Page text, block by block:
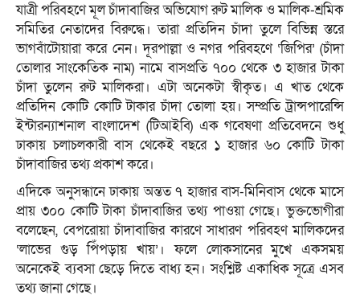
যাত্রী পরিবহণে মূল চাঁদাবাজির অভিযোগ রুট মালিক ও মালিক-শ্রমিক
সমিতির নেতাদের বিরুদ্ধে। তারা প্রতিদিন চাঁদা তুলে বিভিন্ন স্তরে
ভাগবাঁটোয়ারা করে নেন। দূরপাল্লা ও নগর পরিবহণে ‘জিপির’ (চাঁদা
তোলার সাংকেতিক নাম) নামে বাসপ্রতি ৭০০ থেকে ৩ হাজার টাকা
চাঁদা তুলেন রুট মালিকরা। এটা অনেকটা স্বীকৃত। এ খাত থেকে
প্রতিদিন কোটি কোটি টাকার চাঁদা তোলা হয়। সম্প্রতি ট্রান্সপারেন্সি
ইন্টারন্যাশনাল বাংলাদেশ (টিআইবি) এক গবেষণা প্রতিবেদনে শুধু
ঢাকায় চলাচলকারী বাস থেকেই বছরে ১ হাজার ৬০ কোটি টাকা
চাঁদাবাজির তথ্য প্রকাশ করে।
এদিকে অনুসন্ধানে ঢাকায় অন্তত ৭ হাজার বাস-মিনিবাস থেকে মাসে
প্রায় ৩০০ কোটি টাকা চাঁদাবাজির তথ্য পাওয়া গেছে। ভুক্তভোগীরা
বলেছেন, বেপরোয়া চাঁদাবাজির কারণে সাধারণ পরিবহণ মালিকদের
‘লাভের গুড় পিঁপড়ায় খায়’। ফলে লোকসানের মুখে একসময়
অনেকেই ব্যবসা ছেড়ে দিতে বাধ্য হন। সংশ্লিষ্ট একাধিক সূত্রে এসব
তথ্য জানা গেছে।